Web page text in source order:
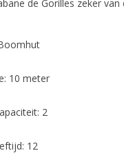
de Gorilles zeker
10 meter
2
12